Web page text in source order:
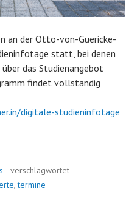
an der Otto-von-Guericke-
statt, bei denen
das Studienangebot
findet vollständig
digitale-studieninfotage
verschlagwortet
,termine